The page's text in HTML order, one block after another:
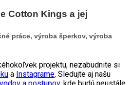
Cotton Kings a jej
práce, výroba šperkov, výroba
projektu, nezabudnite si
a Instagrame. Sledujte aj našu